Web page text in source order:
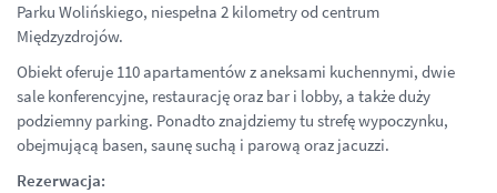
Parku Wolińskiego, niespełna 2 kilometry od centrum
Międzyzdrojów.
Obiekt oferuje 110 apartamentów z aneksami kuchennymi, dwie
sale konferencyjne, restaurację oraz bar i lobby, a także duży
podziemny parking. Ponadto znajdziemy tu strefę wypoczynku,
obejmującą basen, saunę suchą i parową oraz jacuzzi.
Rezerwacja: